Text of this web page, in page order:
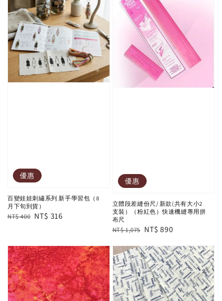
優惠
百變娃娃刺繡系列 新手學習包（8
月下旬到貨）
Regular
NT$ 400 Sale
NT$ 316
優惠
立體段差縫份尺/ 新款(共有大小2
支裝）（粉紅色）快速機縫專用拼
布尺
Regular
NT$ 1,075 Sale
NT$ 890